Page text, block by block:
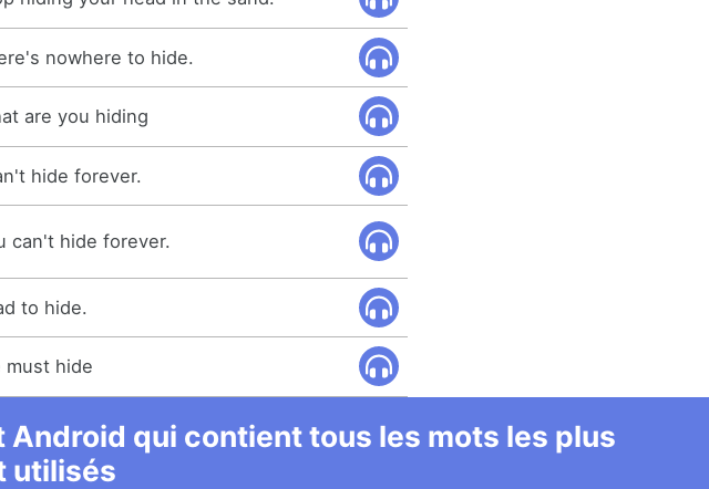
nowhere to hide.
are you hiding
hide forever.
can't hide forever.
to hide.
must hide
qui contient tous les mots les plus
utilisés